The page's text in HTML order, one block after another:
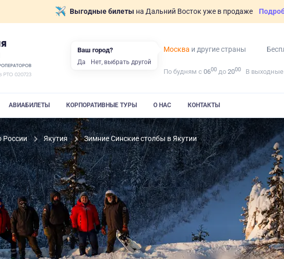
Выгодные билеты на Дальний Восток уже в продаже
Москва и другие страны
По будням с 0600 до 2000 В выходные
АВИАБИЛЕТЫ КОРПОРАТИВНЫЕ ТУРЫ О НАС КОНТАКТЫ
России Якутия Зимние Синские столбы в Якутии
Ваш город?
Да Нет, выбрать другой